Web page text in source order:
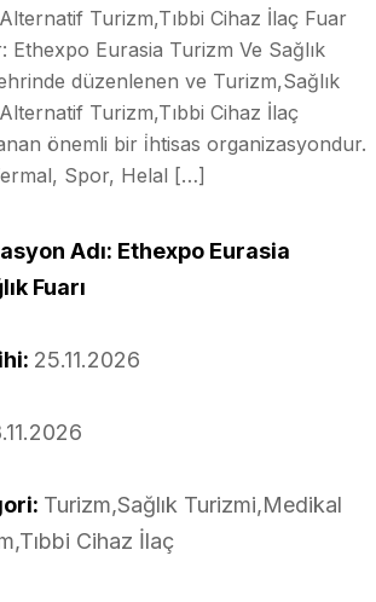
Turizm,Tıbbi Cihaz İlaç Fuar
Ethexpo Eurasia Turizm Ve Sağlık
düzenlenen ve Turizm,Sağlık
Turizm,Tıbbi Cihaz İlaç
önemli bir i̇htisas organizasyondur.
Spor, Helal […]
Adı: Ethexpo Eurasia
Fuarı
25.11.2026
Turizm,Sağlık Turizmi,Medikal
Cihaz İlaç